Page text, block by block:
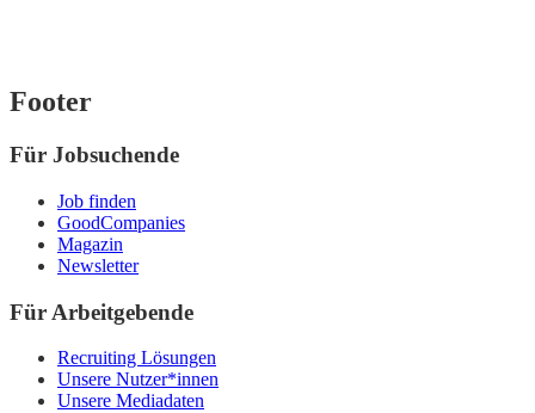
Footer
Für Jobsuchende
Job finden
GoodCompanies
Magazin
Newsletter
Für Arbeitgebende
Recruiting Lösungen
Unsere Nutzer*innen
Unsere Mediadaten